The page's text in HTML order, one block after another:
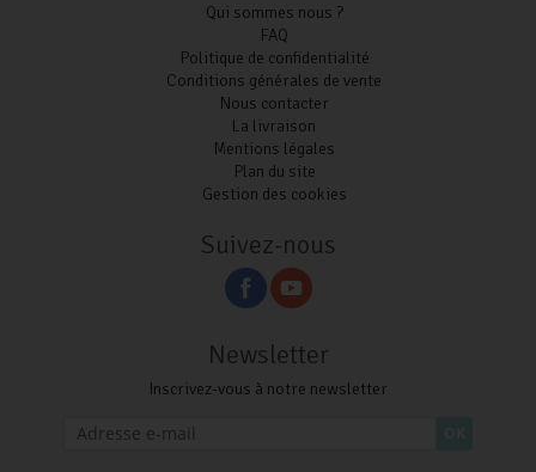
Qui sommes nous ?
FAQ
Politique de confidentialité
Conditions générales de vente
Nous contacter
La livraison
Mentions légales
Plan du site
Gestion des cookies
Suivez-nous
Newsletter
Inscrivez-vous à notre newsletter